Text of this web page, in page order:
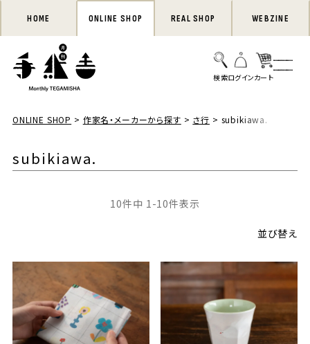
HOME ONLINE SHOP REAL SHOP WEBZINE
ONLINE SHOP 作家名・メーカーから探す さ行 subikiawa.
subikiawa.
並び替え
10件中 1 -10件表示